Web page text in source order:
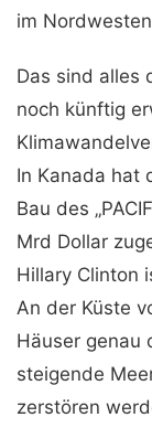
im
Das sind alles
noch künftig
In Kanada hat
Bau des
Mrd Dollar
Hillary Clinton
An der Küste
Häuser genau
steigende
zerstören